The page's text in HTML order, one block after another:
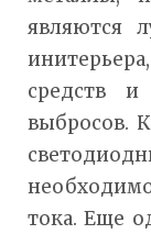
являются
средств
выбросов.
тока. Еще